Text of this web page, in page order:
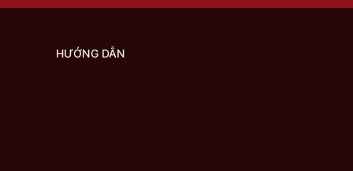
cần
HƯỚNG DẪN